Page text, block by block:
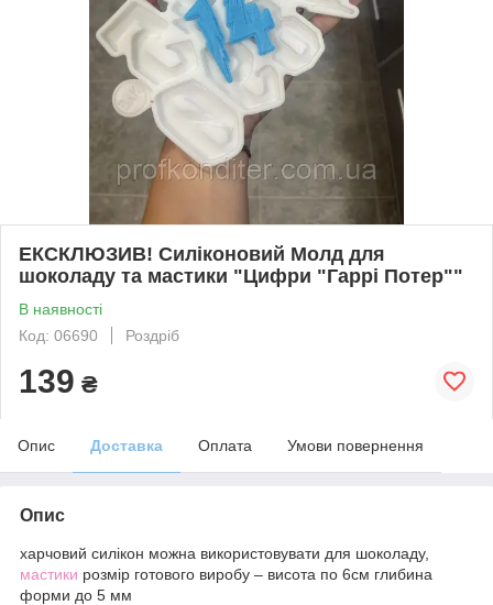
ЕКСКЛЮЗИВ! Силіконовий Молд для
шоколаду та мастики "Цифри "Гаррі Потер""
В наявності
Код: 06690
Роздріб
139 ₴
Опис Доставка Оплата Умови повернення
Опис
харчовий силікон можна використовувати для шоколаду,
мастики розмір готового виробу – висота по 6см глибина
форми до 5 мм